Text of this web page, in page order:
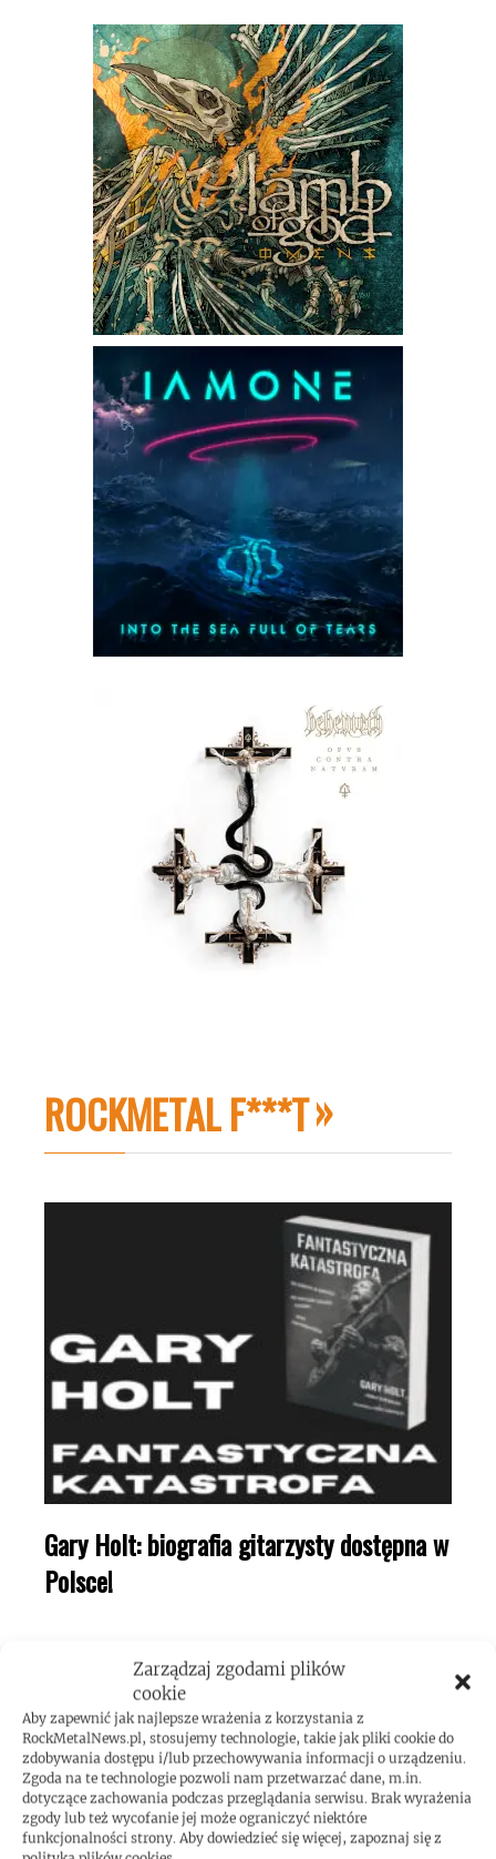
Zarządzaj zgodami plików
cookie
Aby zapewnić jak najlepsze wrażenia z korzystania z
RockMetalNews.pl, stosujemy technologie, takie jak pliki cookie do
zdobywania dostępu i/lub przechowywania informacji o urządzeniu.
Zgoda na te technologie pozwoli nam przetwarzać dane, m.in.
dotyczące zachowania podczas przeglądania serwisu. Brak wyrażenia
zgody lub też wycofanie jej może ograniczyć niektóre
funkcjonalności strony. Aby dowiedzieć się więcej, zapoznaj się z
ROCKMETAL F***T
Gary Holt: biografia gitarzysty dostępna w
Polsce!